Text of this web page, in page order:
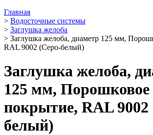
Главная
> Водосточные системы
> Заглушка желоба
> Заглушка желоба, диаметр 125 мм,
RAL 9002 (Серо-белый)
Заглушка желоба,
125 мм, Порошковое
покрытие, RAL
белый)